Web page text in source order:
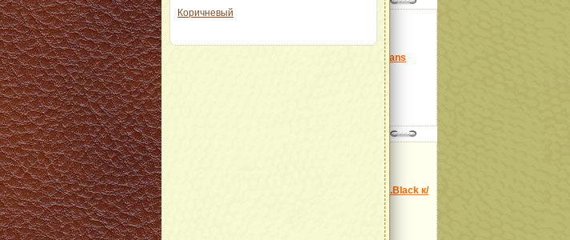
Модель:
Nappa Le Mans
col.Beige
далее
Nappa Le Mans
Модель:
Venice Bottle
далее
Baycast col.Black к/
Коричневый